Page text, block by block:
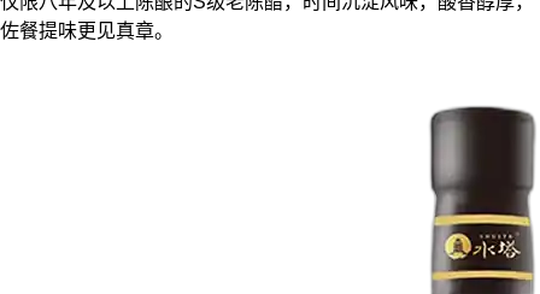
佐餐提味更见真章。